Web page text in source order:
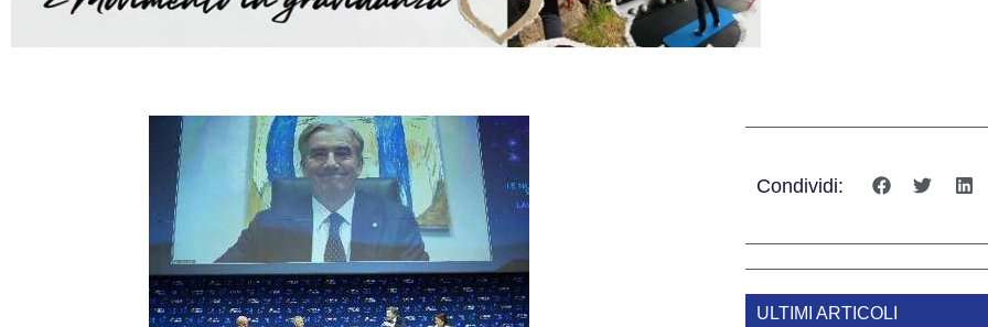
Condividi:
ULTIMI ARTICOLI